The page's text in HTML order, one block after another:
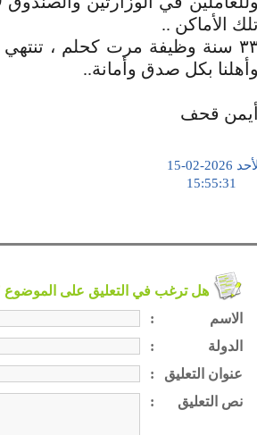
تلك الأماكن ..
٣٣ سنة وظيفة مرت كحلم ، تنتهي
وأهلنا بكل صدق وأمانة..
أيمن قحف
الأحد 2026-02-15
هل ترغب في التعليق على الموضوع ؟
:
الاسم
:
الدولة
:
عنوان التعليق
:
نص التعليق